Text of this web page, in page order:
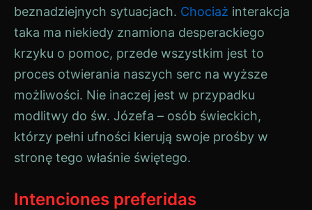
beznadziejnych sytuacjach. Chociaż interakcja
taka ma niekiedy znamiona desperackiego
krzyku o pomoc, przede wszystkim jest to
proces otwierania naszych serc na wyższe
możliwości. Nie inaczej jest w przypadku
modlitwy do św. Józefa – osób świeckich,
którzy pełni ufności kierują swoje prośby w
stronę tego właśnie świętego.
Intenciones preferidas